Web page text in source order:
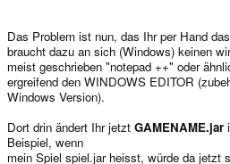
Das Problem ist nun, das Ihr per Hand
braucht dazu an sich (Windows) keinen
meist geschrieben "notepad ++" oder
ergreifend den WINDOWS EDITOR
Windows Version).
Dort drin ändert Ihr jetzt GAMENAME.jar
Beispiel, wenn
mein Spiel spiel.jar heisst, würde da jetzt